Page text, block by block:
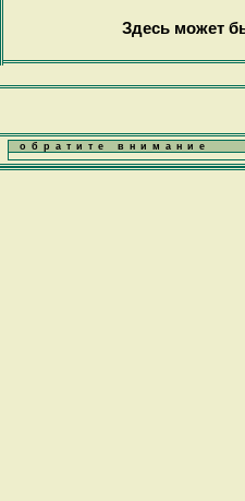
Здесь может
обратите внимание